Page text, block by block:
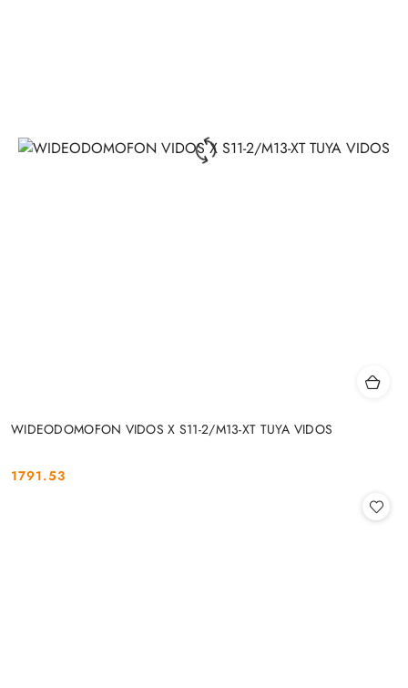
WIDEODOMOFON VIDOS X S11-2/M13-XT TUYA VIDOS
Cena:
1791.53